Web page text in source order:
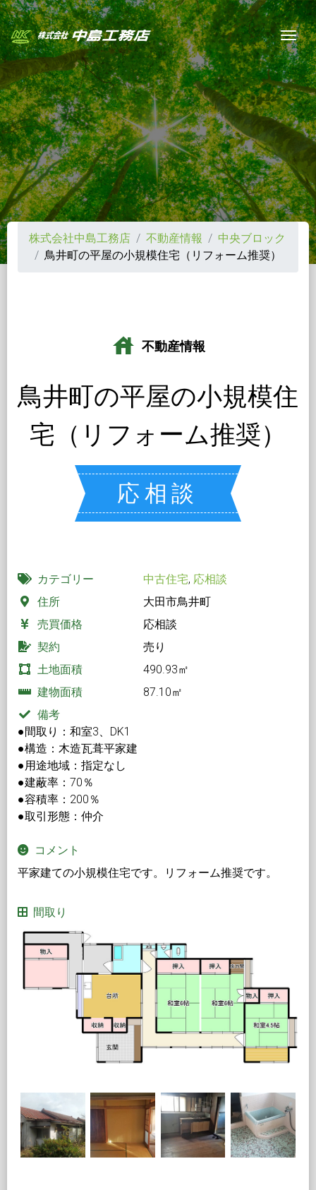
株式会社中島工務店 不動産情報
中央ブロック
鳥井町の平屋の小規模住宅（リフォーム推奨）
house 不動産情報
鳥井町の平屋の小規模住
宅（リフォーム推奨）
応相談
カテゴリー 中古住宅, 応相談
住所
大田市鳥井町
売買価格
応相談
契約
売り
土地面積
490.93㎡
建物面積
87.10㎡
備考
●間取り：和室3、DK1
●構造：木造瓦葺平家建
●用途地域：指定なし
●建蔽率：70％
●容積率：200％
●取引形態：仲介
コメント
平家建ての小規模住宅です。リフォーム推奨です。
間取り